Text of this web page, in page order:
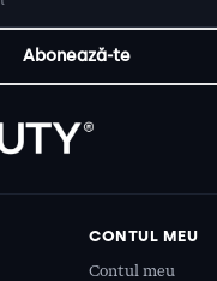
CONTUL MEU
Contul meu